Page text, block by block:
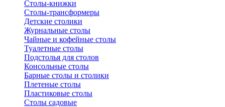
Столы-книжки
Столы-трансформеры
Детские столики
Журнальные столы
Чайные и кофейные столы
Туалетные столы
Подстолья для столов
Консольные столы
Барные столы и столики
Плетеные столы
Пластиковые столы
Столы садовые